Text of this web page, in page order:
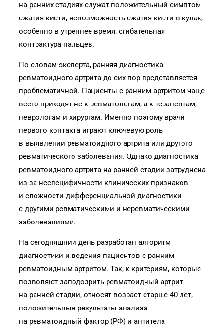
на ранних стадиях служат положительный симптом
сжатия кисти, невозможность сжатия кисти в кулак,
особенно в утреннее время, сгибательная
контрактура пальцев.
По словам эксперта, ранняя диагностика
ревматоидного артрита до сих пор представляется
проблематичной. Пациенты с ранним артритом чаще
всего приходят не к ревматологам, а к терапевтам,
неврологам и хирургам. Именно поэтому врачи
первого контакта играют ключевую роль
в выявлении ревматоидного артрита или другого
ревматического заболевания. Однако диагностика
ревматоидного артрита на ранней стадии затруднена
из-за неспецифичности клинических признаков
и сложности дифференциальной диагностики
с другими ревматическими и неревматическими
заболеваниями.
На сегодняшний день разработан алгоритм
диагностики и ведения пациентов с ранним
ревматоидным артритом. Так, к критериям, которые
позволяют заподозрить ревматоидный артрит
на ранней стадии, относят возраст старше 40 лет,
положительные результаты анализа
на ревматоидный фактор (РФ) и антитела